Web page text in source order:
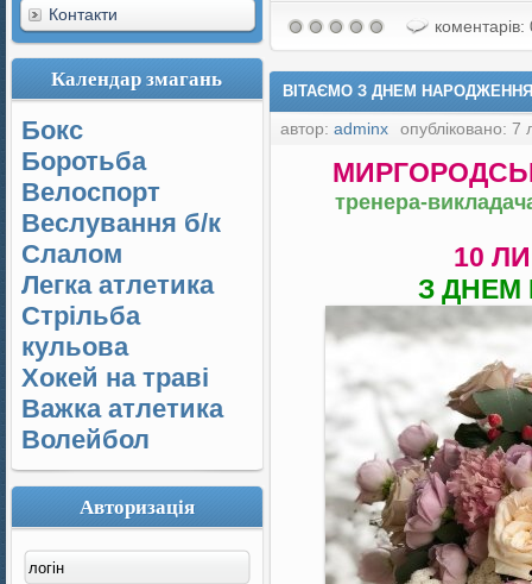
Контакти
Календар змагань
Бокс
Боротьба
Велоспорт
Веслування б/к
Cлалом
Легка атлетика
Стрільба
кульова
Хокей на траві
Важка атлетика
Волейбол
Авторизація
коментарів:
ВІТАЄМО З ДНЕМ
автор: adminx опубліковано: 7
тренера-
10
З